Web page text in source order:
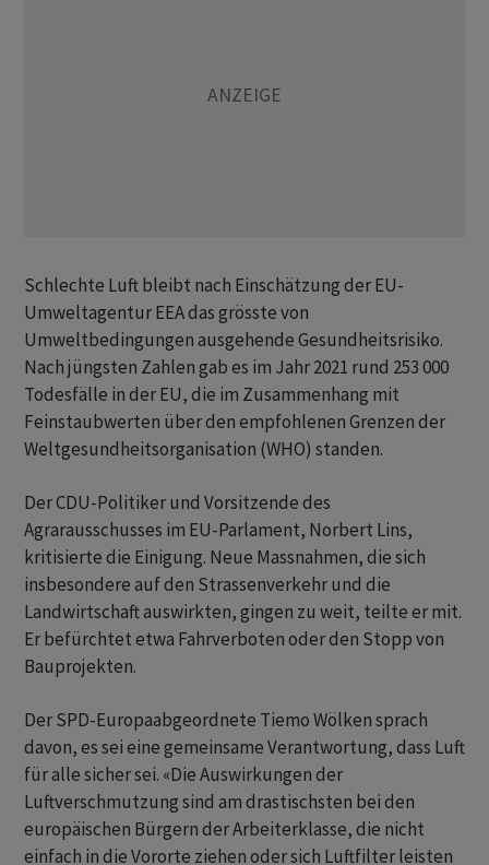
Schlechte Luft bleibt nach Einschätzung der EU-
Umweltagentur EEA das grösste von
Umweltbedingungen ausgehende Gesundheitsrisiko.
Nach jüngsten Zahlen gab es im Jahr 2021 rund 253 000
Todesfälle in der EU, die im Zusammenhang mit
Feinstaubwerten über den empfohlenen Grenzen der
Weltgesundheitsorganisation (WHO) standen.
Der CDU-Politiker und Vorsitzende des
Agrarausschusses im EU-Parlament, Norbert Lins,
kritisierte die Einigung. Neue Massnahmen, die sich
insbesondere auf den Strassenverkehr und die
Landwirtschaft auswirkten, gingen zu weit, teilte er mit.
Er befürchtet etwa Fahrverboten oder den Stopp von
Bauprojekten.
Der SPD-Europaabgeordnete Tiemo Wölken sprach
davon, es sei eine gemeinsame Verantwortung, dass Luft
für alle sicher sei. «Die Auswirkungen der
Luftverschmutzung sind am drastischsten bei den
europäischen Bürgern der Arbeiterklasse, die nicht
einfach in die Vororte ziehen oder sich Luftfilter leisten